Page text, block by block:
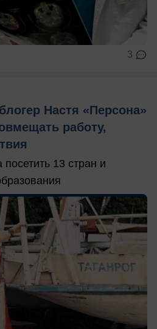
3
Настя «Персона»
работу,
13 стран и